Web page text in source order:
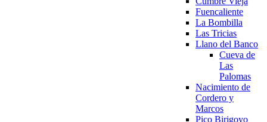
Fuencaliente
La Bombilla
Las Tricias
Llano del Banco
Cueva de
Las
Palomas
Nacimiento de
Cordero y
Marcos
Pico Birigoyo